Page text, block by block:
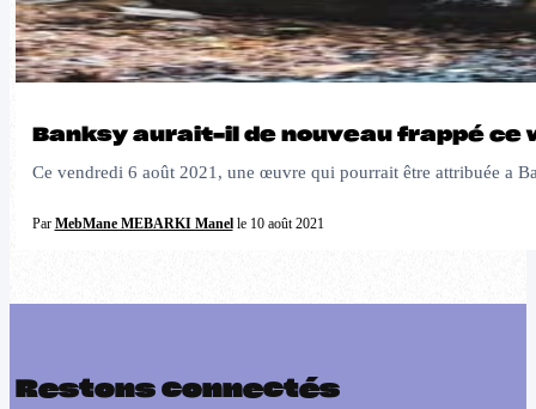
Banksy aurait-il de nouveau frappé ce
Ce vendredi 6 août 2021, une œuvre qui pourrait être attribuée a
Par MebMane MEBARKI Manelle 10 août 2021
Restons connectés